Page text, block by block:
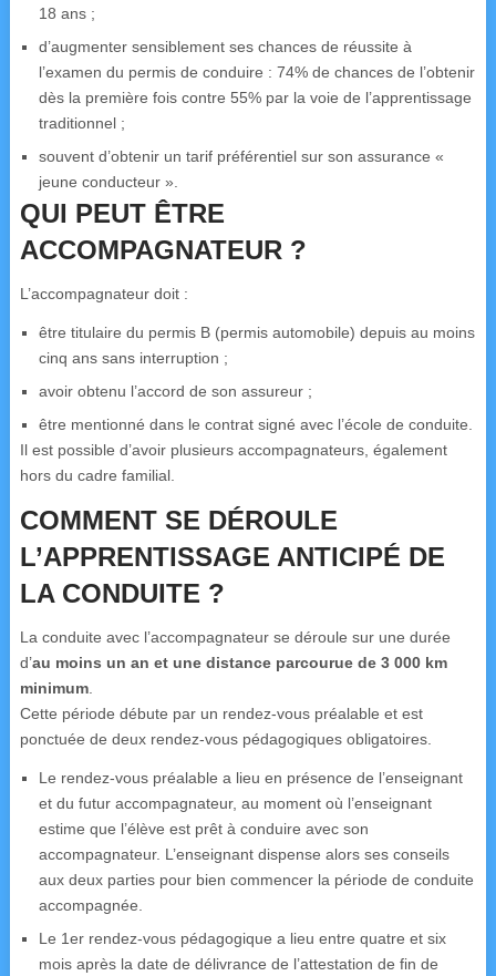
18 ans ;
d’augmenter sensiblement ses chances de réussite à
l’examen du permis de conduire : 74% de chances de l’obtenir
dès la première fois contre 55% par la voie de l’apprentissage
traditionnel ;
souvent d’obtenir un tarif préférentiel sur son assurance «
jeune conducteur ».
QUI PEUT ÊTRE
ACCOMPAGNATEUR ?
L’accompagnateur doit :
être titulaire du permis B (permis automobile) depuis au moins
cinq ans sans interruption ;
avoir obtenu l’accord de son assureur ;
être mentionné dans le contrat signé avec l’école de conduite.
Il est possible d’avoir plusieurs accompagnateurs, également
hors du cadre familial.
COMMENT SE DÉROULE
L’APPRENTISSAGE ANTICIPÉ DE
LA CONDUITE ?
La conduite avec l’accompagnateur se déroule sur une durée
d’au moins un an et une distance parcourue de 3 000 km
minimum.
Cette période débute par un rendez-vous préalable et est
ponctuée de deux rendez-vous pédagogiques obligatoires.
Le rendez-vous préalable a lieu en présence de l’enseignant
et du futur accompagnateur, au moment où l’enseignant
estime que l’élève est prêt à conduire avec son
accompagnateur. L’enseignant dispense alors ses conseils
aux deux parties pour bien commencer la période de conduite
accompagnée.
Le 1er rendez-vous pédagogique a lieu entre quatre et six
mois après la date de délivrance de l’attestation de fin de